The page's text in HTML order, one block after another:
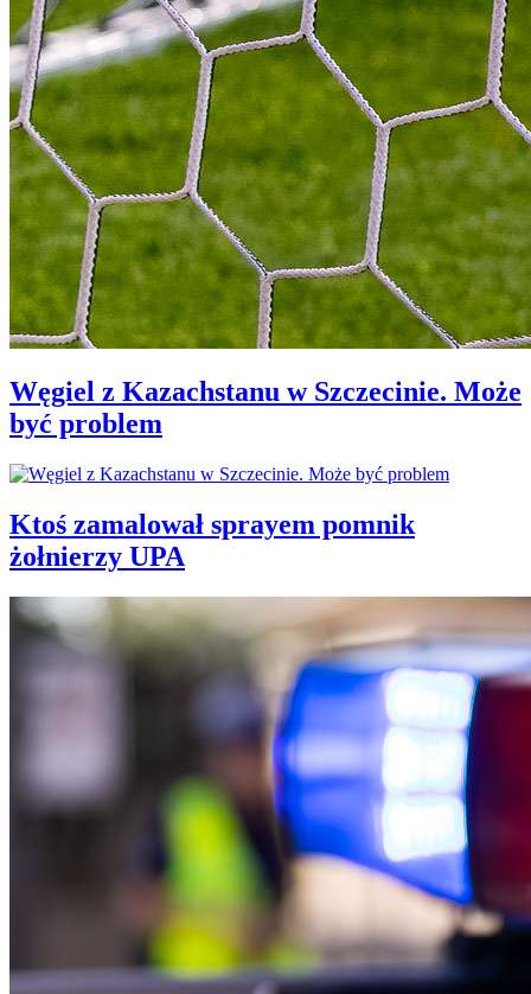
Węgiel z Kazachstanu w Szczecinie. Może
być problem
Ktoś zamalował sprayem pomnik
żołnierzy UPA